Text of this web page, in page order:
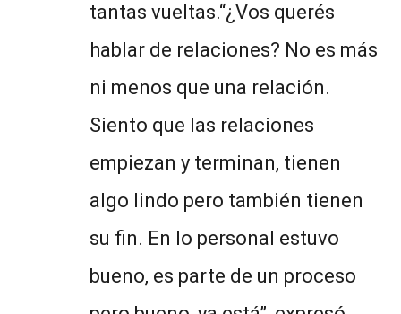
tantas vueltas.“¿Vos querés
hablar de relaciones? No es más
ni menos que una relación.
Siento que las relaciones
empiezan y terminan, tienen
algo lindo pero también tienen
su fin. En lo personal estuvo
bueno, es parte de un proceso